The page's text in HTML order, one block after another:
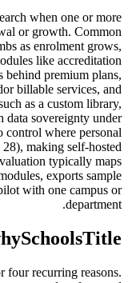
when one or more
or growth. Common
as enrolment grows,
like accreditation
behind premium plans,
billable services, and
as a custom library,
sovereignty under
control where personal
making self-hosted
typically maps
exports sample
with one campus or
department.
four recurring reasons.